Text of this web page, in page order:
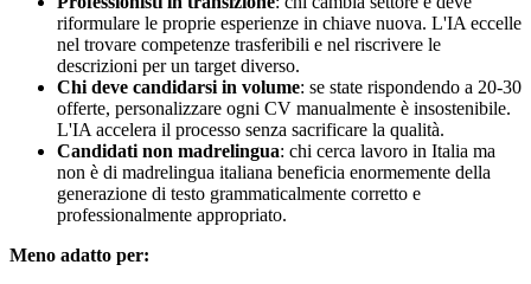
riformulare le proprie esperienze in chiave nuova. L'IA eccelle
nel trovare competenze trasferibili e nel riscrivere le
descrizioni per un target diverso.
Chi deve candidarsi in volume: se state rispondendo a 20-30
offerte, personalizzare ogni CV manualmente è insostenibile.
L'IA accelera il processo senza sacrificare la qualità.
Candidati non madrelingua: chi cerca lavoro in Italia ma
non è di madrelingua italiana beneficia enormemente della
generazione di testo grammaticalmente corretto e
professionalmente appropriato.
Meno adatto per: